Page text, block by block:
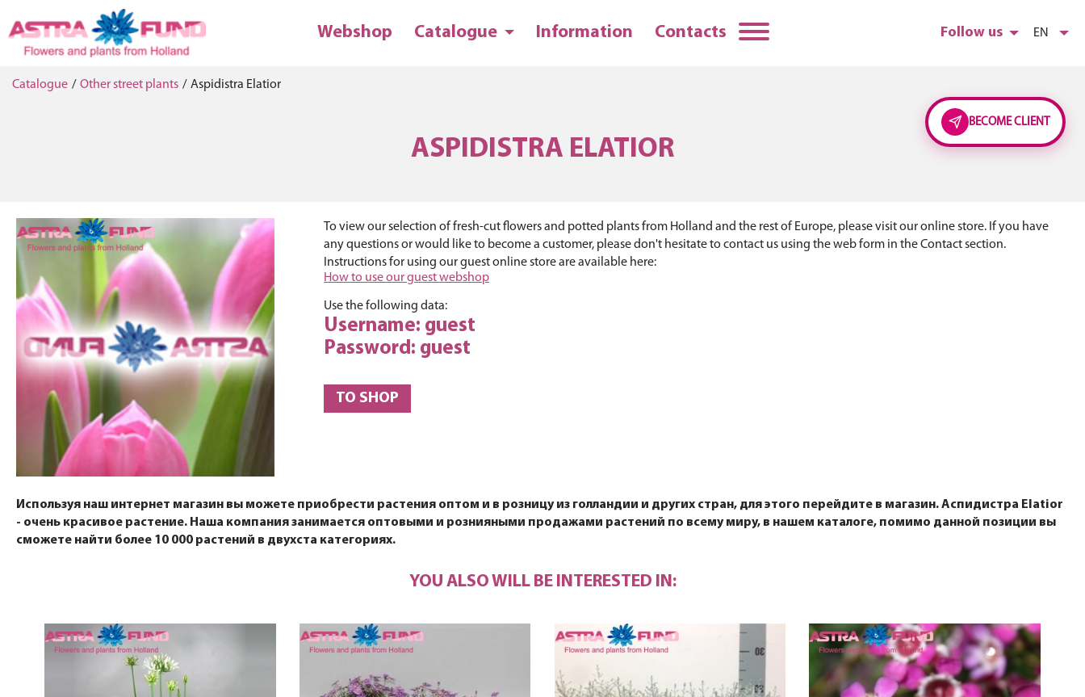
Follow us EN
Webshop Catalogue Information Contacts
Catalogue / Other street plants / Aspidistra Elatior
ASPIDISTRA ELATIOR
To view our selection of fresh-cut flowers and potted plants from Holland and the rest of Europe, please visit our online store. If you have
any questions or would like to become a customer, please don't hesitate to contact us using the web form in the Contact section.
Instructions for using our guest online store are available here:
How to use our guest webshop
Use the following data:
Username: guest
Password: guest
TO SHOP
Используя наш интернет магазин вы можете приобрести растения оптом и в розницу из голландии и других стран, для этого перейдите в магазин. Аспидистра Elatior
- очень красивое растение. Наша компания занимается оптовыми и рознияными продажами растений по всему миру, в нашем каталоге, помимо данной позиции вы
сможете найти более 10 000 растений в двухста категориях.
YOU ALSO WILL BE INTERESTED IN:
BECOME CLIENT